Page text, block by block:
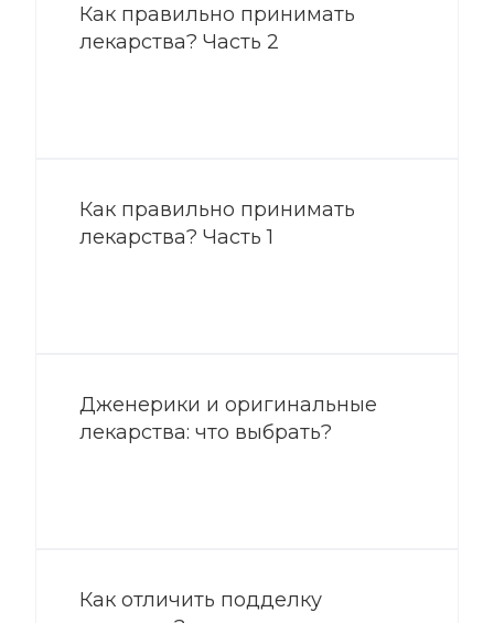
Как правильно принимать
лекарства? Часть 2
Как правильно принимать
лекарства? Часть 1
Дженерики и оригинальные
лекарства: что выбрать?
Как отличить подделку